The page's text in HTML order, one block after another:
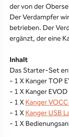
der von der
Der Verdampfer
betrieben. Der
ergänzt, der eine
Inhalt
Das Starter-Set
- 1 X Kanger TOP
- 1 X Kanger
- 1 XKanger
- 1 XKanger USB
- 1 X